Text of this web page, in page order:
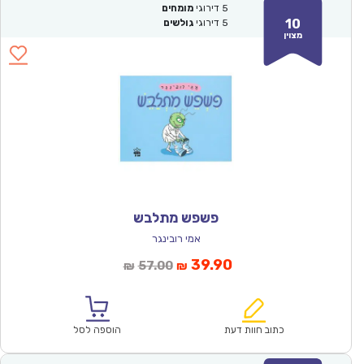
10
מצוין
5 דירוגי מומחים
5 דירוגי גולשים
פשפש מתלבש
אמי רובינגר
₪ 57.00המחיר
₪57.00.
₪ 39.90המחיר
הוא:
כתוב חוות דעת הוספה לסל